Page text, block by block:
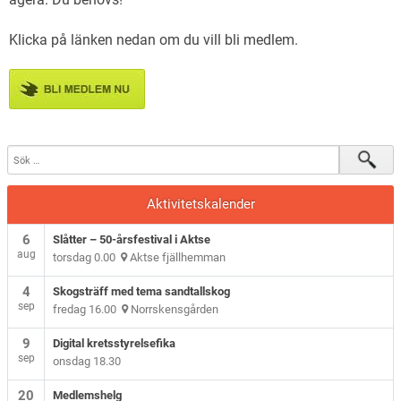
Klicka på länken nedan om du vill bli medlem.
Aktivitetskalender
6
aug
Slåtter – 50-årsfestival i Aktse
torsdag 0.00 Aktse fjällhemman
4
sep
Skogsträff med tema sandtallskog
fredag 16.00 Norrskensgården
9
sep
Digital kretsstyrelsefika
onsdag 18.30
20 Medlemshelg